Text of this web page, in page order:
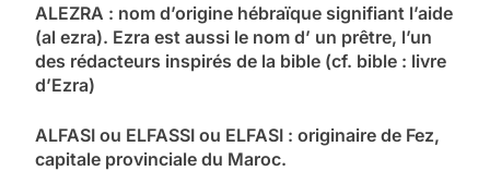
ALEZRA : nom d’origine hébraïque signifiant l’aide
(al ezra). Ezra est aussi le nom d’ un prêtre, l’un
des rédacteurs inspirés de la bible (cf. bible : livre
d’Ezra)
ALFASI ou ELFASSI ou ELFASI : originaire de Fez,
capitale provinciale du Maroc.